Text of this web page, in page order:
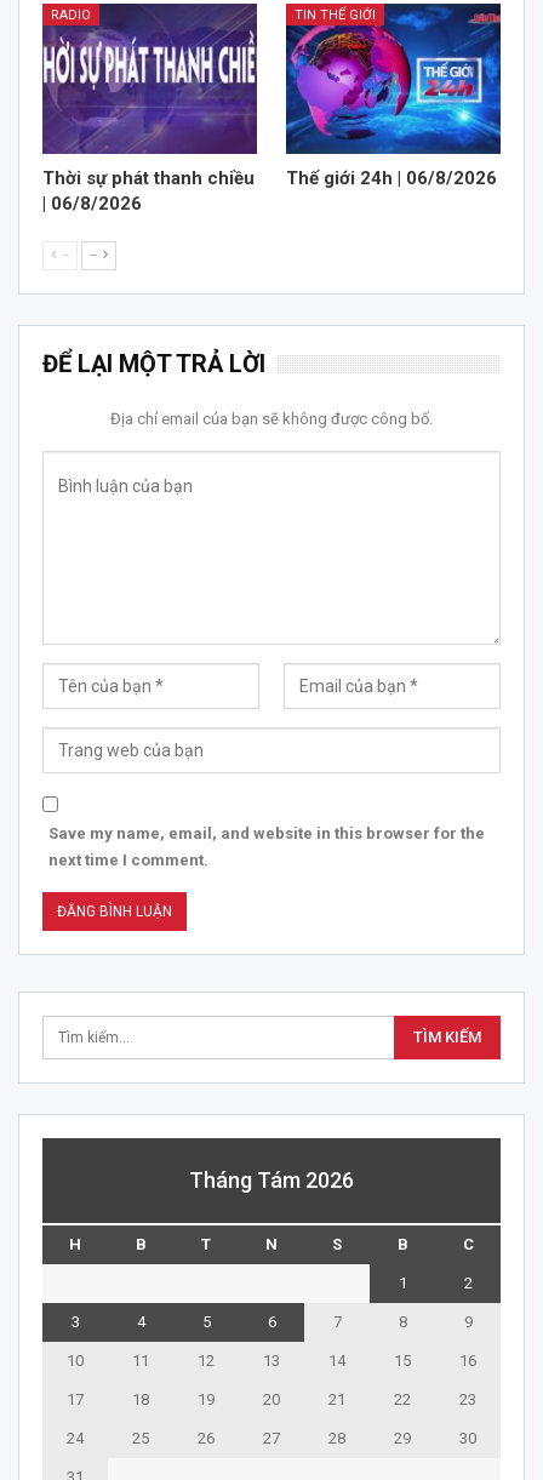
RADIO
Thời sự phát thanh chiều
| 06/8/2026
TIN THẾ GIỚI
Thế giới 24h | 06/8/2026
-- --
ĐỂ LẠI MỘT TRẢ LỜI
Địa chỉ email của bạn sẽ không được công bố.
Save my name, email, and website in this browser for the
next time I comment.
Tháng Tám 2026
H B T N S B C
1 2
3 4 5 6 7 8 9
10 11 12 13 14 15 16
17 18 19 20 21 22 23
24 25 26 27 28 29 30